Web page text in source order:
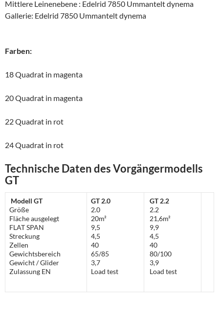
Mittlere Leinenebene : Edelrid 7850 Ummantelt dynema
Gallerie: Edelrid 7850 Ummantelt dynema
Farben:
18 Quadrat in magenta
20 Quadrat in magenta
22 Quadrat in rot
24 Quadrat in rot
Technische Daten des Vorgängermodells
GT
Modell GT
Größe
Fläche ausgelegt
FLAT SPAN
Streckung
Zellen
Gewichtsbereich
Gewicht / Glider
Zulassung EN
GT 2.0
2.0
20m²
9,5
4,5
40
65/85
3,7
Load test
GT 2.2
2.2
21,6m²
9,9
4,5
40
80/100
3,9
Load test